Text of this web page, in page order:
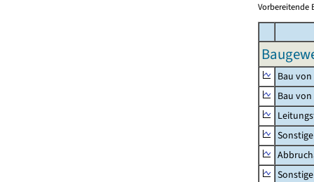
Vorbereitende
Bau
Bau